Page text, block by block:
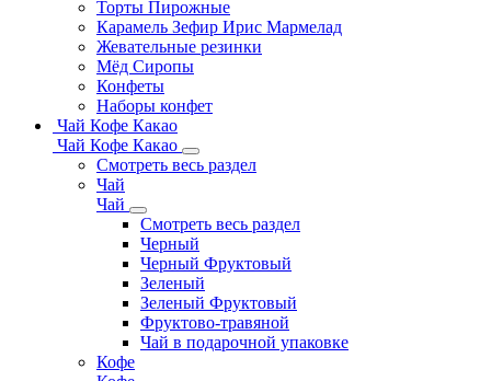
Торты Пирожные
Карамель Зефир Ирис Мармелад
Жевательные резинки
Мёд Сиропы
Конфеты
Наборы конфет
Чай Кофе Какао
Чай Кофе Какао
Смотреть весь раздел
Чай
Чай
Смотреть весь раздел
Черный
Черный Фруктовый
Зеленый
Зеленый Фруктовый
Фруктово-травяной
Чай в подарочной упаковке
Кофе